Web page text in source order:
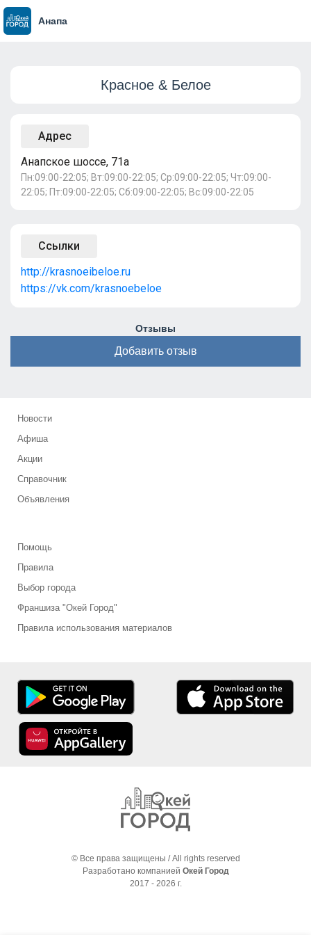
Анапа
Красное & Белое
Адрес
Анапское шоссе, 71а
Пн:09:00-22:05; Вт:09:00-22:05; Ср:09:00-22:05; Чт:09:00-
22:05; Пт:09:00-22:05; Сб:09:00-22:05; Вс:09:00-22:05
Ссылки
http://krasnoeibeloe.ru
https://vk.com/krasnoebeloe
Отзывы
Добавить отзыв
Новости
Афиша
Акции
Справочник
Объявления
Помощь
Правила
Выбор города
Франшиза "Окей Город"
Правила использования материалов
© Все права защищены / All rights reserved
Разработано компанией Окей Город
2017 - 2026 г.